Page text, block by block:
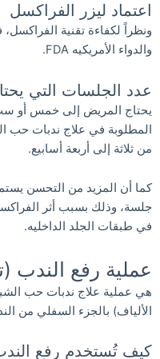
اعتماد ليزر الفراكسل
ونظراً لكفاءة تقنية
والدواء الأمريكيه FDA.
عدد الجلسات التي
يحتاج المريض إلى خمس أو
المطلوبة في علاج ندبات حب
من ثلاثة إلى أربعة أسابيع.
كما أن المزيد من التحسن
جلسة، وذلك بسبب أثر
في طبقات الجلد الداخليه.
عملية رفع الندب
هي عملية علاج ندبات حب
الألياف) بالجزء السفلي من
كيف تُستخدم رفع